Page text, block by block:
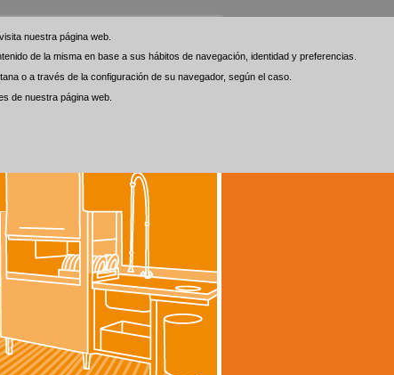
nuestra página web.
de la misma en base a sus hábitos de navegación, identidad y preferencias.
o a través de la configuración de su navegador, según el caso.
de nuestra página web.
nuestra página web.
de la misma en base a sus hábitos de navegación, identidad y preferencias.
o a través de la configuración de su navegador, según el caso.
de nuestra página web.